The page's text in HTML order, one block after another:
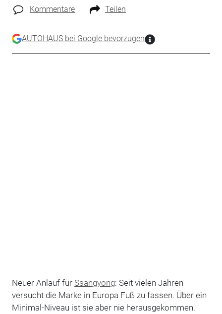
Kommentare Teilen
AUTOHAUS bei Google bevorzugen
Neuer Anlauf für Ssangyong: Seit vielen Jahren
versucht die Marke in Europa Fuß zu fassen. Über ein
Minimal-Niveau ist sie aber nie herausgekommen.